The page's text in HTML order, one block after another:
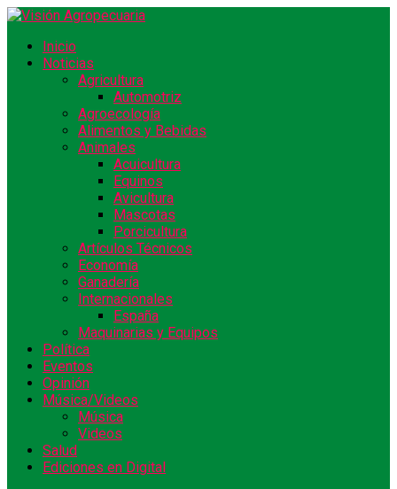
Inicio
Noticias
Agricultura
Automotriz
Agroecología
Alimentos y Bebidas
Animales
Acuicultura
Equinos
Avicultura
Mascotas
Porcicultura
Artículos Técnicos
Economía
Ganadería
Internacionales
España
Maquinarias y Equipos
Política
Eventos
Opinión
Música/Videos
Música
Videos
Salud
Ediciones en Digital